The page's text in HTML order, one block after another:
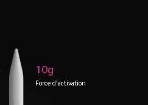
10g
Force d'activation